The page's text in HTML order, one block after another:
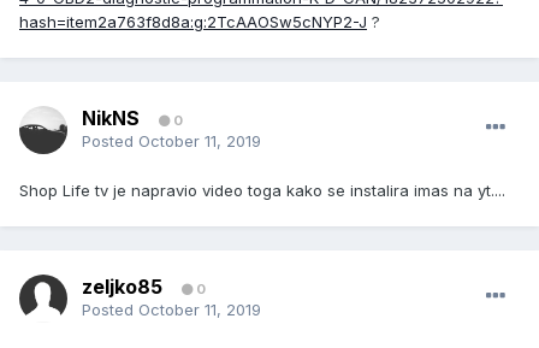
hash=item2a763f8d8a:g:2TcAAOSw5cNYP2-J ?
NikNS 0
Posted October 11, 2019
Shop Life tv je napravio video toga kako se instalira imas na yt....
zeljko85 0
Posted October 11, 2019